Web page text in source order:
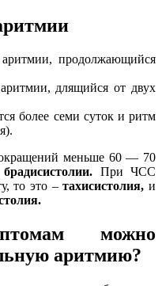
аритмии, продолжающийся
длящийся от двух
более семи суток и ритм
меньше 60 — 70
брадисистолии. При ЧСС
то это –тахисистолия, и
можно
аритмию?